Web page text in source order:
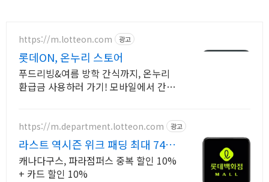
https://m.lotteon.com 광고
롯데ON, 온누리 스토어
푸드리빙&여름 방학 간식까지, 온누리
환급금 사용하러 가기! 모바일에서 간편
https://m.department.lotteon.com 광고
라스트 역시즌 위크 패딩 최대 74%
할인
캐나다구스, 파라점퍼스 중복 할인 10%
+ 카드 할인 10%